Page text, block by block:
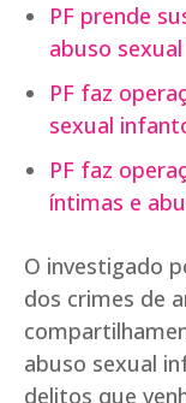
PF prende
abuso
PF faz
sexual
PF faz
íntimas e
O investigado
dos crimes de
abuso sexual
delitos que